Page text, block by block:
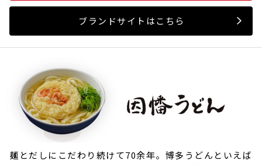
ブランドサイトはこちら
麺とだしにこだわり続けて70余年。博多うどんといえば